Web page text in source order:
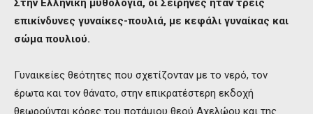
επικίνδυνες γυναίκες-πουλιά, με κεφάλι γυναίκας και
σώμα πουλιού.
Γυναικείες θεότητες που σχετίζονταν με το νερό, τον
έρωτα και τον θάνατο, στην επικρατέστερη εκδοχή
θεωρούνται κόρες του ποτάμιου θεού Αχελώου και της